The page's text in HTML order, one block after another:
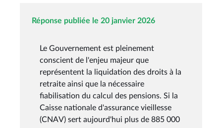
Réponse publiée le 20 janvier 2026
Le Gouvernement est pleinement
conscient de l'enjeu majeur que
représentent la liquidation des droits à la
retraite ainsi que la nécessaire
fiabilisation du calcul des pensions. Si la
Caisse nationale d'assurance vieillesse
(CNAV) sert aujourd'hui plus de 885 000